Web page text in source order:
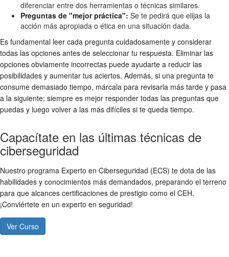
diferenciar entre dos herramientas o técnicas similares.
Preguntas de "mejor práctica": Se te pedirá que elijas la
acción más apropiada o ética en una situación dada.
Es fundamental leer cada pregunta cuidadosamente y considerar
todas las opciones antes de seleccionar tu respuesta. Eliminar las
opciones obviamente incorrectas puede ayudarte a reducir las
posibilidades y aumentar tus aciertos. Además, si una pregunta te
consume demasiado tiempo, márcala para revisarla más tarde y pasa
a la siguiente; siempre es mejor responder todas las preguntas que
puedas y luego volver a las más difíciles si te queda tiempo.
Capacítate en las últimas técnicas de
ciberseguridad
Nuestro programa Experto en Ciberseguridad (ECS) te dota de las
habilidades y conocimientos más demandados, preparando el terreno
para que alcances certificaciones de prestigio como el CEH.
¡Conviértete en un experto en seguridad!
Ver Curso